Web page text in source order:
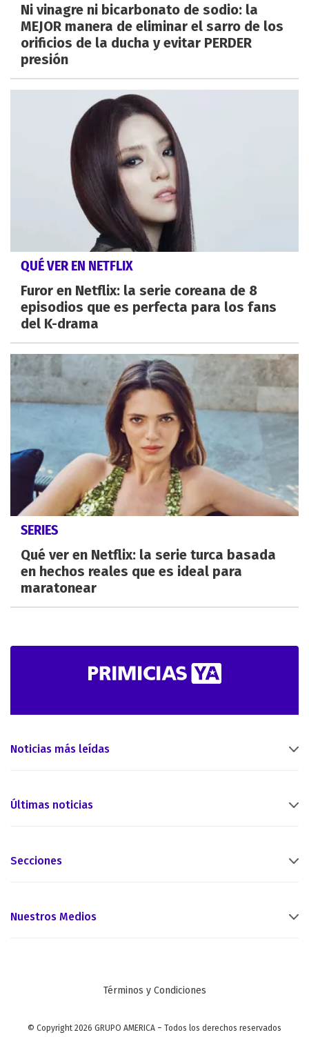
Ni vinagre ni bicarbonato de sodio: la
MEJOR manera de eliminar el sarro de los
orificios de la ducha y evitar PERDER
presión
QUÉ VER EN NETFLIX
Furor en Netflix: la serie coreana de 8
episodios que es perfecta para los fans
del K-drama
SERIES
Qué ver en Netflix: la serie turca basada
en hechos reales que es ideal para
maratonear
Noticias más leídas
Últimas noticias
Secciones
Nuestros Medios
Términos y Condiciones
© Copyright 2026 GRUPO AMERICA – Todos los derechos reservados